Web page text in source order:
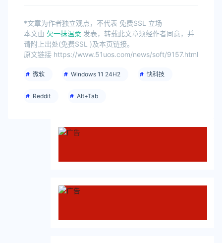
*文章为作者独立观点，不代表 免费SSL 立场
本文由 欠一抹温柔 发表，转载此文章须经作者同意，并
请附上出处(免费SSL )及本页链接。
原文链接 https://www.51uos.com/news/soft/9157.html
微软 Windows 11 24H2 快科技
Reddit Alt+Tab